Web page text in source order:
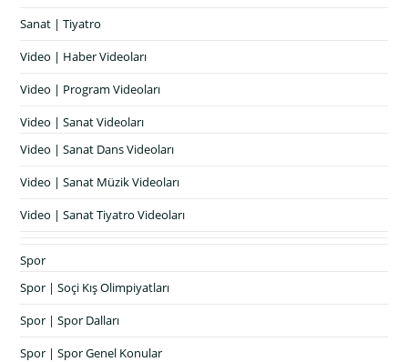
Sanat | Tiyatro
Video | Haber Videoları
Video | Program Videoları
Video | Sanat Videoları
Video | Sanat Dans Videoları
Video | Sanat Müzik Videoları
Video | Sanat Tiyatro Videoları
Spor
Spor | Soçi Kış Olimpiyatları
Spor | Spor Dalları
Spor | Spor Genel Konular